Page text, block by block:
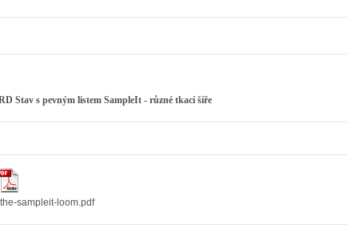
Stav s pevným listem SampleIt - různé tkací šíře
sampleit-loom.pdf